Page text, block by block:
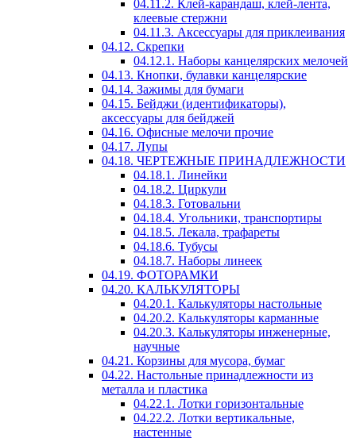
04.11.2. Клей-карандаш, клей-лента,
клеевые стержни
04.11.3. Аксессуары для приклеивания
04.12. Скрепки
04.12.1. Наборы канцелярских мелочей
04.13. Кнопки, булавки канцелярские
04.14. Зажимы для бумаги
04.15. Бейджи (идентификаторы),
аксессуары для бейджей
04.16. Офисные мелочи прочие
04.17. Лупы
04.18. ЧЕРТЕЖНЫЕ ПРИНАДЛЕЖНОСТИ
04.18.1. Линейки
04.18.2. Циркули
04.18.3. Готовальни
04.18.4. Угольники, транспортиры
04.18.5. Лекала, трафареты
04.18.6. Тубусы
04.18.7. Наборы линеек
04.19. ФОТОРАМКИ
04.20. КАЛЬКУЛЯТОРЫ
04.20.1. Калькуляторы настольные
04.20.2. Калькуляторы карманные
04.20.3. Калькуляторы инженерные,
научные
04.21. Корзины для мусора, бумаг
04.22. Настольные принадлежности из
металла и пластика
04.22.1. Лотки горизонтальные
04.22.2. Лотки вертикальные,
настенные